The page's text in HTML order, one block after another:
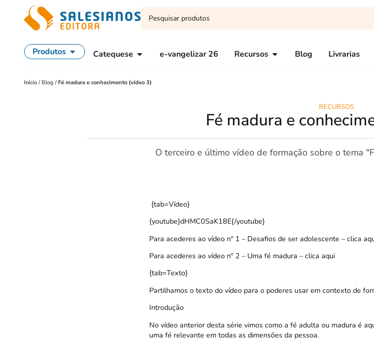
Produtos Catequese e-vangelizar 26 Recursos Blog Livrarias
Início / Blog /Fé madura e conhecimento (vídeo 3)
RECURSOS
Fé madura e
O terceiro e último vídeo de formação sobre o tema
{tab=Vídeo}
{youtube}dHMC0SaK18E{/youtube}
Para acederes ao vídeo nº 1 – Desafios de ser adolescente –clica
Para acederes ao vídeo nº 2 – Uma fé madura –clica aqui
{tab=Texto}
Partilhamos o texto do vídeo para o poderes usar em contexto de
Introdução
No vídeo anterior desta série vimos como a fé adulta ou madura é
uma fé relevante em todas as dimensões da pessoa.